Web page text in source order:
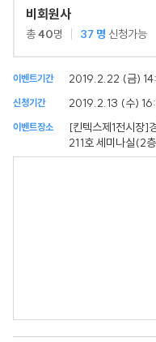
비회원사
총40명 37 명 신청가능
이벤트기간 2019.2.22 (금)
신청기간 2019.2.13 (수)
이벤트장소
[킨텍스제1전시장]
211호 세미나실(2